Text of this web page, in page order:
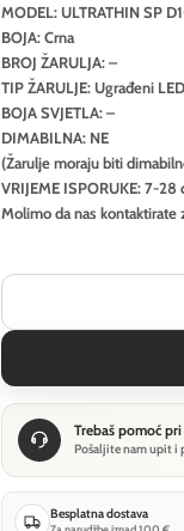
MODEL: ULTRATHIN SP
BOJA: Crna
BROJ ŽARULJA: –
TIP ŽARULJE: Ugrađeni
BOJA SVJETLA: –
DIMABILNA: NE
(Žarulje moraju biti
VRIJEME ISPORUKE: 7-28
Molimo da nas kontaktirate
Trebaš pomoć
Pošaljite nam upit i
Besplatna dostava